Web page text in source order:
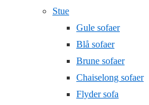
Stue
Gule sofaer
Blå sofaer
Brune sofaer
Chaiselong sofaer
Flyder sofa